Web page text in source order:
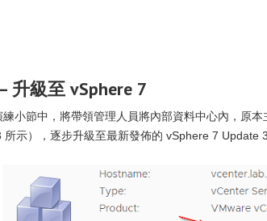
升級至 vSphere 7
練小節中，將帶領管理人員將內部資料中心內，原
所示），逐步升級至最新發佈的 vSphere 7 Update 3